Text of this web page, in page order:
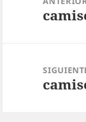
entradasEntrada
Entrada